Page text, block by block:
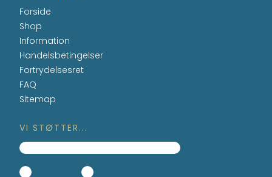
Forside
Shop
Information
Handelsbetingelser
Fortrydelsesret
FAQ
Sitemap
VI STØTTER...